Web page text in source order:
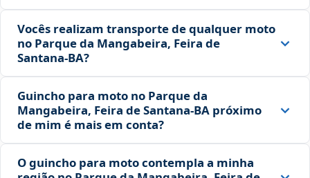
Vocês realizam transporte de qualquer moto
no Parque da Mangabeira, Feira de
Santana‑BA?
Guincho para moto no Parque da
Mangabeira, Feira de Santana‑BA próximo
de mim é mais em conta?
O guincho para moto contempla a minha